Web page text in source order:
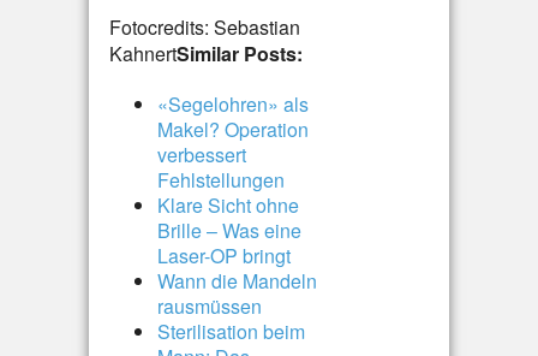
Fotocredits: Sebastian
KahnertSimilar Posts:
«Segelohren» als
Makel? Operation
verbessert
Fehlstellungen
Klare Sicht ohne
Brille – Was eine
Laser-OP bringt
Wann die Mandeln
rausmüssen
Sterilisation beim